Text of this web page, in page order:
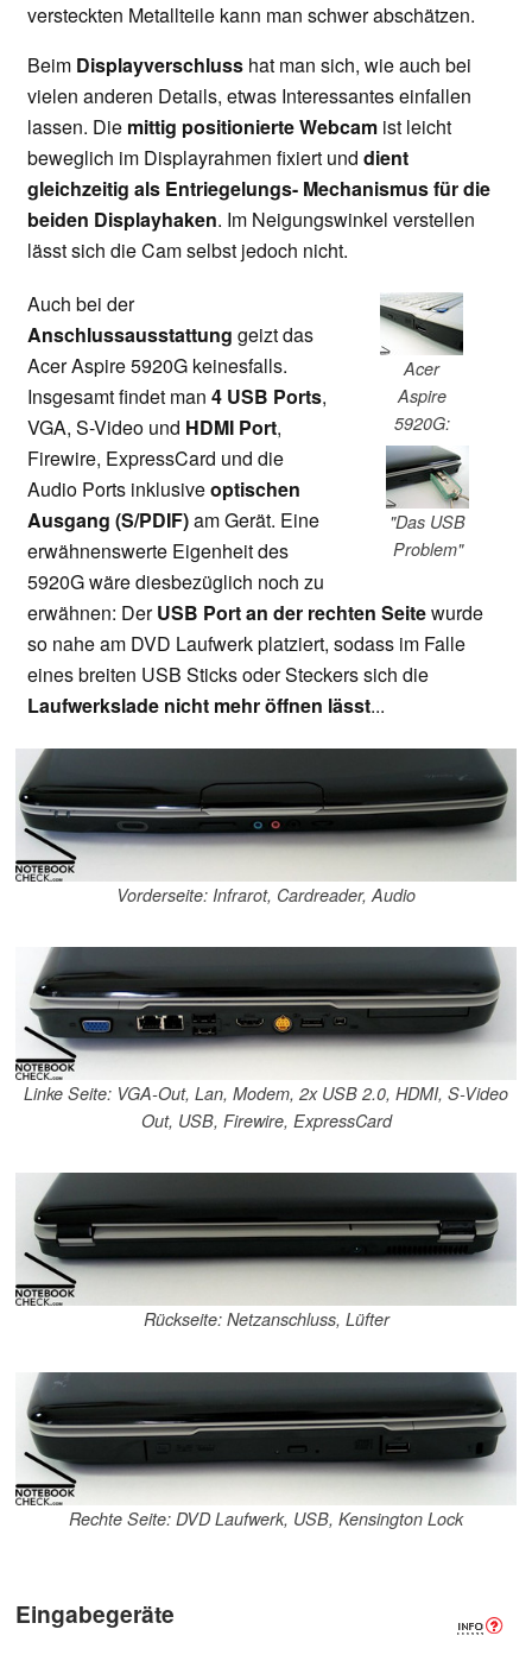
versteckten Metallteile kann man schwer abschätzen.
Beim Displayverschluss hat man sich, wie auch bei
vielen anderen Details, etwas Interessantes einfallen
lassen. Die mittig positionierte Webcam ist leicht
beweglich im Displayrahmen fixiert und dient
gleichzeitig als Entriegelungs- Mechanismus für die
beiden Displayhaken. Im Neigungswinkel verstellen
lässt sich die Cam selbst jedoch nicht.
Acer
Aspire
5920G:
"Das USB
Problem"
Auch bei der
Anschlussausstattung geizt das
Acer Aspire 5920G keinesfalls.
Insgesamt findet man 4 USB Ports,
VGA, S-Video und HDMI Port,
Firewire, ExpressCard und die
Audio Ports inklusiveoptischen
Ausgang (S/PDIF)am Gerät. Eine
erwähnenswerte Eigenheit des
5920G wäre diesbezüglich noch zu
erwähnen: DerUSB Port an der rechten Seitewurde
so nahe am DVD Laufwerk platziert, sodass im Falle
eines breiten USB Sticks oder Steckers sich die
Laufwerkslade nicht mehr öffnen lässt...
Vorderseite: Infrarot, Cardreader, Audio
Linke Seite: VGA-Out, Lan, Modem, 2x USB 2.0, HDMI, S-Video
Out, USB, Firewire, ExpressCard
Rückseite: Netzanschluss, Lüfter
Rechte Seite: DVD Laufwerk, USB, Kensington Lock
Eingabegeräte